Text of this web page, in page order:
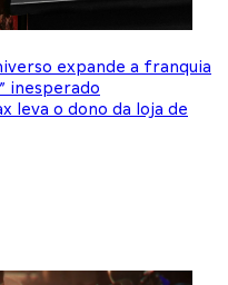
expande a franquia
inesperado
leva o dono da loja de